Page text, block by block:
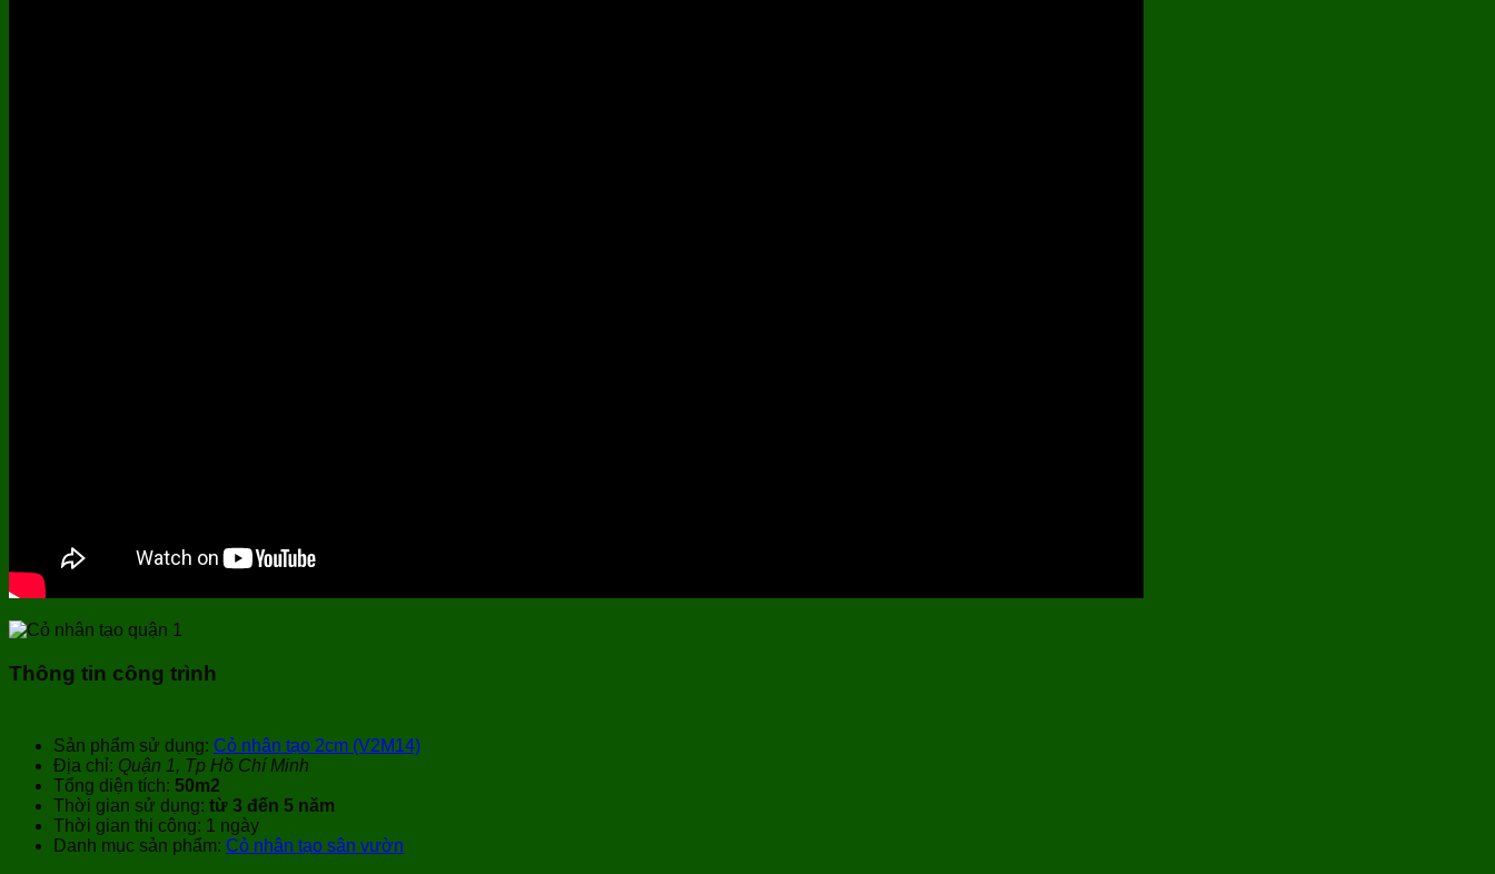
Thông tin công trình
Sản phẩm sử dụng: Cỏ nhân tạo 2cm (V2M14)
Địa chỉ: Quận 1, Tp Hồ Chí Minh
Tổng diện tích: 50m2
Thời gian sử dụng: từ 3 đến 5 năm
Thời gian thi công: 1 ngày
Danh mục sản phẩm: Cỏ nhân tạo sân vườn